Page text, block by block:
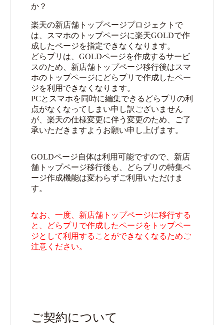
か？
楽天の新店舗トップページプロジェクトで
は、スマホのトップページに楽天GOLDで作
成したページを指定できなくなります。
どらプリは、GOLDページを作成するサービ
スのため、新店舗トップページ移行後はスマ
ホのトップページにどらプリで作成したペー
ジを利用できなくなります。
PCとスマホを同時に編集できるどらプリの利
点がなくなってしまい申し訳ございません
が、楽天の仕様変更に伴う変更のため、ご了
承いただきますようお願い申し上げます。
GOLDページ自体は利用可能ですので、新店
舗トップページ移行後も、どらプリの特集ペ
ージ作成機能は変わらずご利用いただけま
す。
なお、一度、新店舗トップページに移行する
と、どらプリで作成したページをトップペー
ジとして利用することができなくなるためご
注意ください。
ご契約について